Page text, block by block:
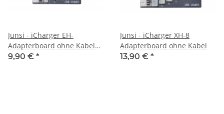
Junsi - iCharger EH-
Adapterboard ohne Kabel
CB6 für 406 Duo
9,90 € *
Junsi - iCharger XH-8
Adapterboard ohne Kabel
13,90 € *